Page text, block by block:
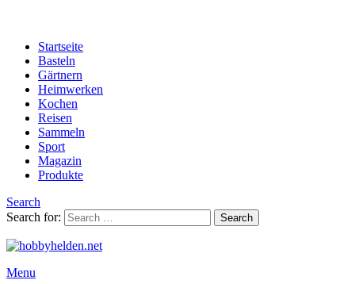
Startseite
Basteln
Gärtnern
Heimwerken
Kochen
Reisen
Sammeln
Sport
Magazin
Produkte
Search
Search for:
Search
Menu